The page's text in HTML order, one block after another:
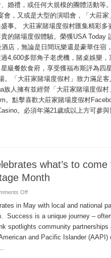
婚禮，或任何大規模的團體活動等
會，又或是大型的演唱會，「大莊
事。 大莊家賭場度假村匯集精彩
的賭場度假體驗。榮獲USA Today
店，無論是日間玩樂還是豪華住宿
4,600多部角子老虎機，賭桌娛樂
級餐飲食府，享受獲福布斯評為四
。「大莊家賭場度假村」致力滿足
族人擁有並經營「大莊家賭場度假
。點擊喜歡大莊家賭場度假村
。必須年滿21歲或以上方可參與
what’s to
Month
Offon
Bank
celebrates
what’s
come
Asian
in May with local and national
Success is a unique journey –
spotlights community
and Pacific Islander